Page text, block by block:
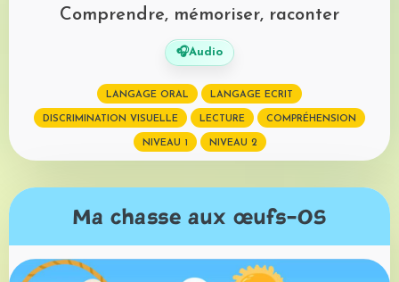
Comprendre, mémoriser, raconter
🎧Audio
LANGAGE ORAL LANGAGE ECRIT
DISCRIMINATION VISUELLE LECTURE COMPRÉHENSION
NIVEAU 1 NIVEAU 2
Ma chasse aux œufs-OS